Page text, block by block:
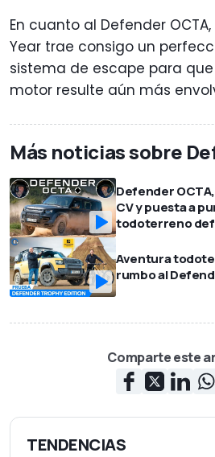
En cuanto al Defender
Year trae consigo un
sistema de escape para
motor resulte aún más
Más noticias sobre
Defender
CV y puesta a
todoterreno
Aventura
rumbo al
Comparte este
TENDENCIAS